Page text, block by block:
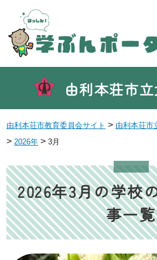
由利本荘市
由利本荘市教育委員会サイト > 由利本荘市
> 2026年 >3月
2026年3月の学校
事一覧